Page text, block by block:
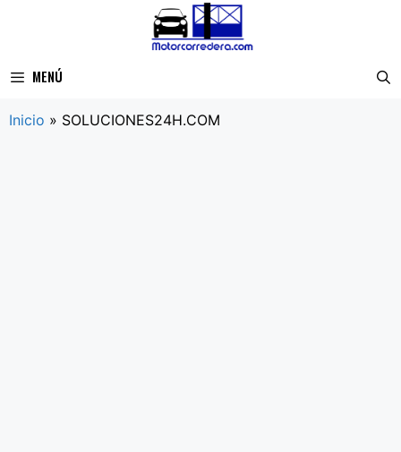
MENÚ
Inicio » SOLUCIONES24H.COM